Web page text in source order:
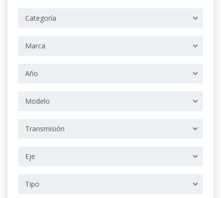
Categoría
Marca
Año
Modelo
Transmisión
Eje
Tipo